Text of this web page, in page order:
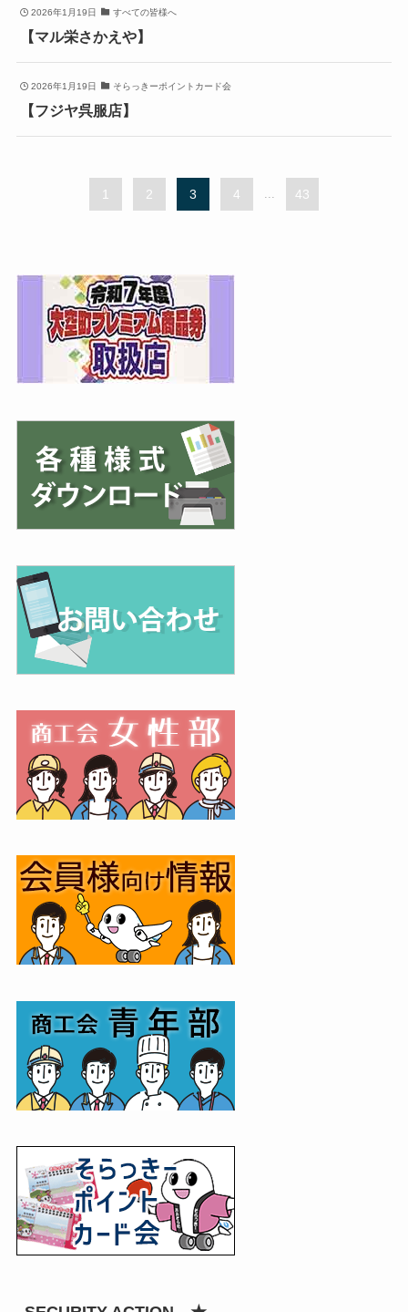
2026年1月19日 すべての皆様へ
【マル栄さかえや】
2026年1月19日 そらっきーポイントカード会
【フジヤ呉服店】
1 2 3 4 43